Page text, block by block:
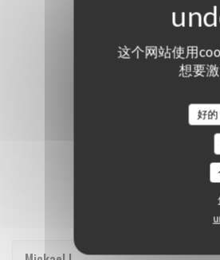
这个网站使用
想要
好